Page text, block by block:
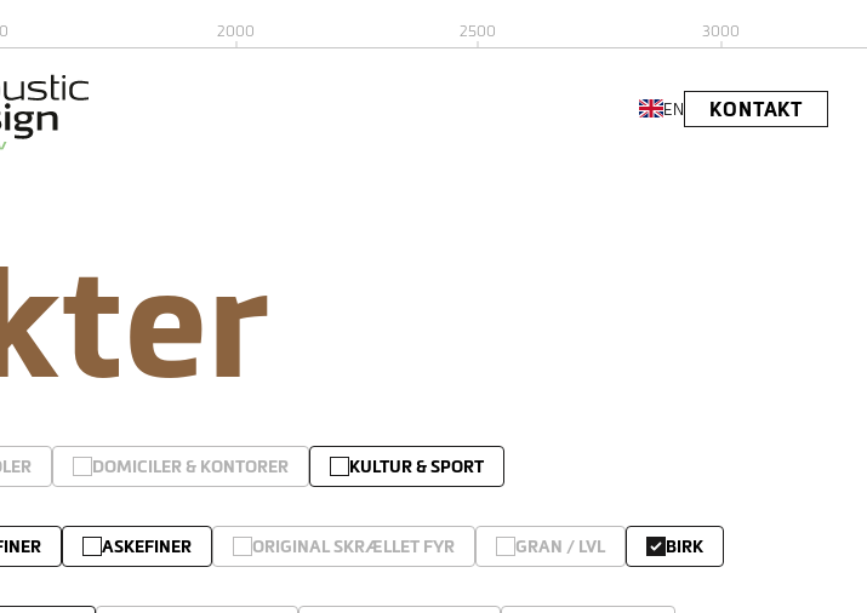
EN KONTAKT
2000 2500 3000
DOMICILER & KONTORER KULTUR & SPORT
ASKEFINER ORIGINAL SKRÆLLET FYR GRAN / LVL BIRK